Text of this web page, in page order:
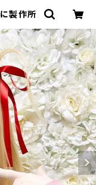
製作所